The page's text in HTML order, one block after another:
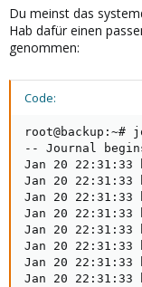
Du meinst das
Hab dafür einen
genommen:
Code:
-- Journal
Jan 20 22:31:33
Jan 20 22:31:33
Jan 20 22:31:33
Jan 20 22:31:33
Jan 20 22:31:33
Jan 20 22:31:33
Jan 20 22:31:33
Jan 20 22:31:33